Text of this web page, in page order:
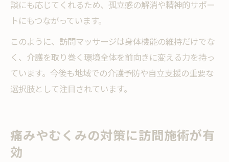
談にも応じてくれるため、孤立感の解消や精神的サポー
トにもつながっています。
このように、訪問マッサージは身体機能の維持だけでな
く、介護を取り巻く環境全体を前向きに変える力を持っ
ています。今後も地域での介護予防や自立支援の重要な
選択肢として注目されています。
痛みやむくみの対策に訪問施術が有
効